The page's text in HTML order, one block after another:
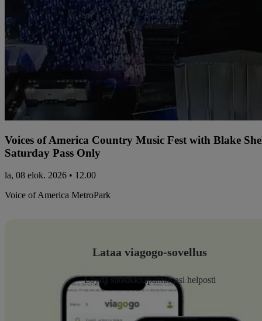
Voices of America Country Music Fest with Blake
Saturday Pass Only
la, 08 elok. 2026 • 12.00
Voice of America MetroPark
Lataa viagogo-sovellus
Löydä suosikkitapahtumasi helposti